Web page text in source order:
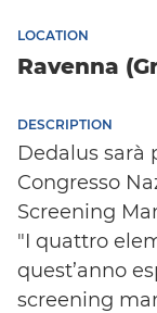
LOCATION
Ravenna
DESCRIPTION
Dedalus sarà
Congresso
Screening
"I quattro
quest’anno
screening